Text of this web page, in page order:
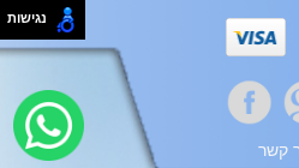
קשר
נגישות